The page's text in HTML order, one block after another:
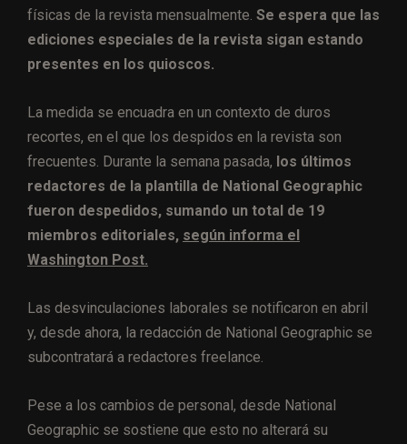
físicas de la revista mensualmente. Se espera que las
ediciones especiales de la revista sigan estando
presentes en los quioscos.
La medida se encuadra en un contexto de duros
recortes, en el que los despidos en la revista son
frecuentes. Durante la semana pasada, los últimos
redactores de la plantilla de National Geographic
fueron despedidos, sumando un total de 19
miembros editoriales, según informa el
Washington Post.
Las desvinculaciones laborales se notificaron en abril
y, desde ahora, la redacción de National Geographic se
subcontratará a redactores freelance.
Pese a los cambios de personal, desde National
Geographic se sostiene que esto no alterará su